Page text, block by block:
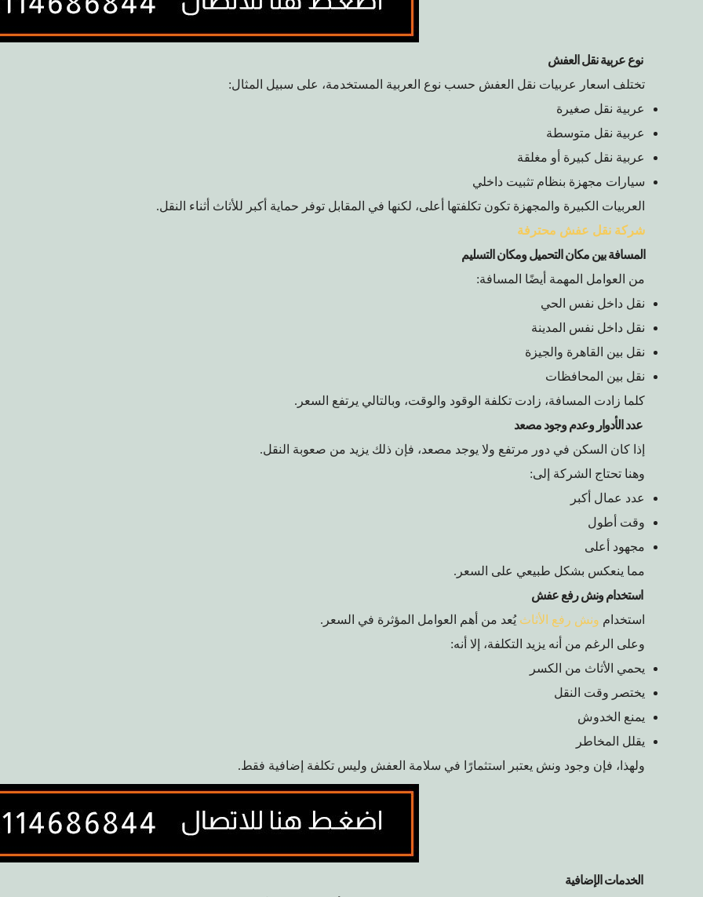
نوع عربية نقل العفش
تختلف اسعار عربيات نقل العفش حسب نوع العربية المستخدمة، على سبيل المثال:
عربية نقل صغيرة
عربية نقل متوسطة
عربية نقل كبيرة أو مغلقة
سيارات مجهزة بنظام تثبيت داخلي
العربيات الكبيرة والمجهزة تكون تكلفتها أعلى، لكنها في المقابل توفر حماية أكبر للأثاث أثناء النقل.
شركة نقل عفش محترفة
المسافة بين مكان التحميل ومكان التسليم
من العوامل المهمة أيضًا المسافة:
نقل داخل نفس الحي
نقل داخل نفس المدينة
نقل بين القاهرة والجيزة
نقل بين المحافظات
كلما زادت المسافة، زادت تكلفة الوقود والوقت، وبالتالي يرتفع السعر.
عدد الأدوار وعدم وجود مصعد
إذا كان السكن في دور مرتفع ولا يوجد مصعد، فإن ذلك يزيد من صعوبة النقل.
وهنا تحتاج الشركة إلى:
عدد عمال أكبر
وقت أطول
مجهود أعلى
مما ينعكس بشكل طبيعي على السعر.
استخدام ونش رفع عفش
استخدام ونش رفع الأثاث يُعد من أهم العوامل المؤثرة في السعر.
وعلى الرغم من أنه يزيد التكلفة، إلا أنه:
يحمي الأثاث من الكسر
يختصر وقت النقل
يمنع الخدوش
يقلل المخاطر
ولهذا، فإن وجود ونش يعتبر استثمارًا في سلامة العفش وليس تكلفة إضافية فقط.
الخدمات الإضافية